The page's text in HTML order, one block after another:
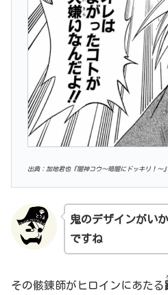
出典：加地君也『闇神コウ〜暗闇にドッキリ！〜
鬼のデザインがい
ですね
その骸錬師がヒロインにあたる